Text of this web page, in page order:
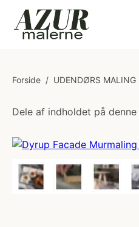
Forside / UDENDØRS MALING
Dele af indholdet på